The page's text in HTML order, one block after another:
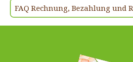
FAQ Rechnung, Bezahlung und